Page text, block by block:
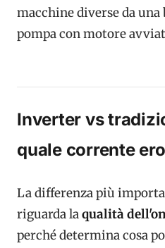
macchine diverse da una
pompa con motore
Inverter vs
quale corrente
La differenza più
riguarda laqualità
perché determina cosa